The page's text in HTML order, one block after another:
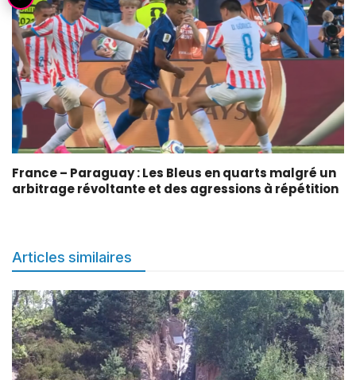
France – Paraguay : Les Bleus en quarts malgré un
arbitrage révoltante et des agressions à répétition
Articles similaires